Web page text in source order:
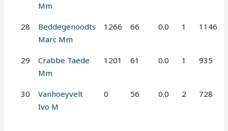
Mm
28
Beddegenoodts
Marc Mm
1266 66 0.0 1 1146
29
Crabbe Taede
Mm
1201 61 0.0 1 935
30
Vanhoeyvelt
Ivo M
0 56 0.0 2 728